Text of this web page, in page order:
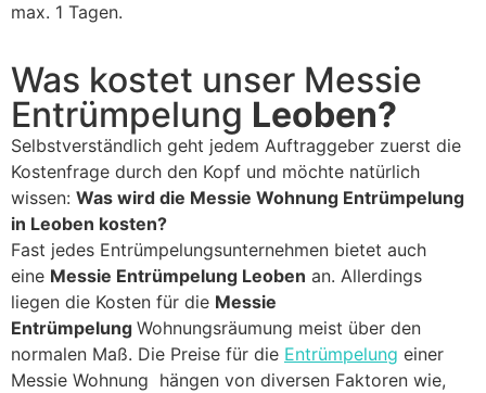
max. 1 Tagen.
Was kostet unser Messie
Entrümpelung Leoben?
Selbstverständlich geht jedem Auftraggeber zuerst die
Kostenfrage durch den Kopf und möchte natürlich
wissen: Was wird die Messie Wohnung Entrümpelung
in Leoben kosten?
Fast jedes Entrümpelungsunternehmen bietet auch
eine Messie Entrümpelung Leoben an. Allerdings
liegen die Kosten für die Messie
Entrümpelung Wohnungsräumung meist über den
normalen Maß. Die Preise für die Entrümpelung einer
Messie Wohnung hängen von diversen Faktoren wie,